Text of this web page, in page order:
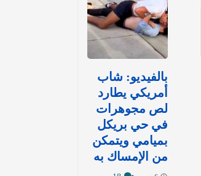
بالفيديو: شاب
أمريكي يطارد
لص مجوهرات
في حي بريكل
بميامي ويتمكن
من الإمساك به